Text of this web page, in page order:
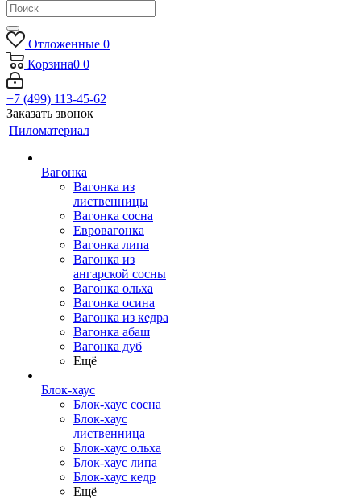
Отложенные 0
Корзина0 0
+7 (499) 113-45-62
Заказать звонок
Пиломатериал
Вагонка
Вагонка из
лиственницы
Вагонка сосна
Евровагонка
Вагонка липа
Вагонка из
ангарской сосны
Вагонка ольха
Вагонка осина
Вагонка из кедра
Вагонка абаш
Вагонка дуб
Ещё
Блок-хаус
Блок-хаус сосна
Блок-хаус
лиственница
Блок-хаус ольха
Блок-хаус липа
Блок-хаус кедр
Ещё